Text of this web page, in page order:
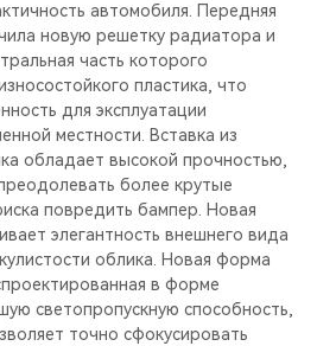
автомобиля. Передняя
новую решетку радиатора и
часть которого
пластика, что
для эксплуатации
местности. Вставка из
обладает высокой прочностью,
более крутые
повредить бампер. Новая
элегантность внешнего вида
облика. Новая форма
в форме
светопропускную способность,
точно сфокусировать